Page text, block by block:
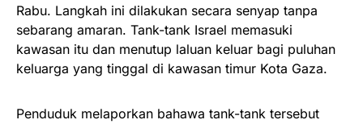
Rabu. Langkah ini dilakukan secara senyap tanpa
sebarang amaran. Tank-tank Israel memasuki
kawasan itu dan menutup laluan keluar bagi puluhan
keluarga yang tinggal di kawasan timur Kota Gaza.
Penduduk melaporkan bahawa tank-tank tersebut